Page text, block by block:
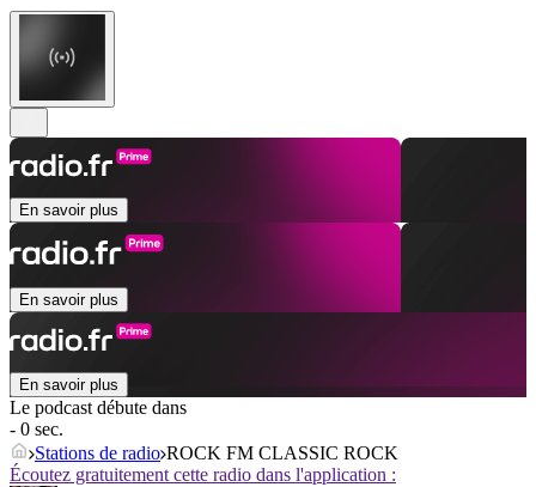
En savoir plus
En savoir plus
En savoir plus
Le podcast débute dans
- 0 sec.
Stations de radio ROCK FM CLASSIC ROCK
Écoutez gratuitement cette radio dans l'application :